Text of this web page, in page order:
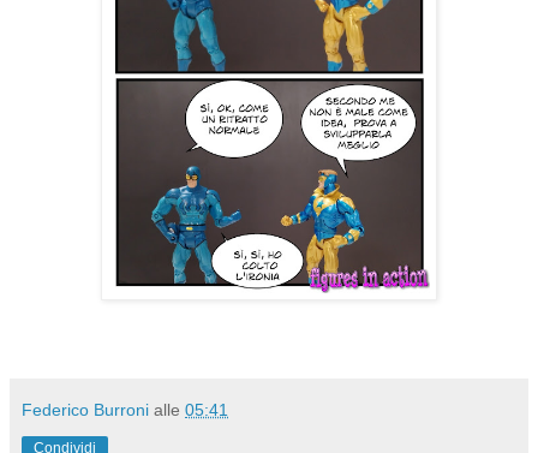
Federico Burroni alle 05:41
Condividi